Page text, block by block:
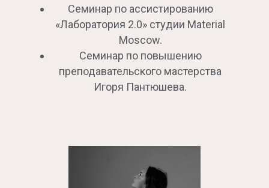
Семинар по ассистированию
«Лаборатория 2.0» студии Material
Moscow.
Семинар по повышению
преподавательского мастерства
Игоря Пантюшева.